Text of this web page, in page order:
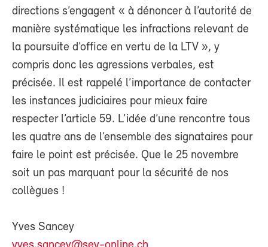
directions s’engagent « à dénoncer à l’autorité de
manière systématique les infractions relevant de
la poursuite d’office en vertu de la LTV », y
compris donc les agressions verbales, est
précisée. Il est rappelé l’importance de contacter
les instances judiciaires pour mieux faire
respecter l’article 59. L’idée d’une rencontre tous
les quatre ans de l’ensemble des signataires pour
faire le point est précisée. Que le 25 novembre
soit un pas marquant pour la sécurité de nos
collègues !
Yves Sancey